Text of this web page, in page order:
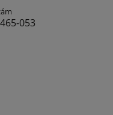
053